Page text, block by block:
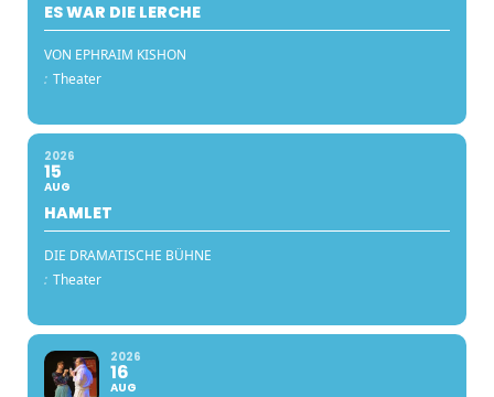
ES WAR DIE LERCHE
VON EPHRAIM KISHON
: Theater
2026
15
AUG
HAMLET
DIE DRAMATISCHE BÜHNE
: Theater
2026
16
AUG